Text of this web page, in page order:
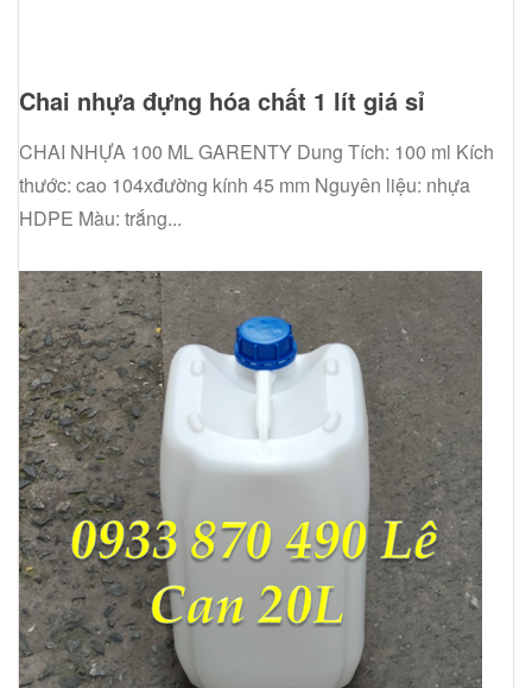
Chai nhựa đựng hóa chất 1 lít giá sỉ
CHAI NHỰA 100 ML GARENTY Dung Tích: 100 ml Kích
thước: cao 104xđường kính 45 mm Nguyên liệu: nhựa
HDPE Màu: trắng...